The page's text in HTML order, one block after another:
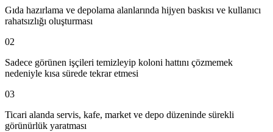
Gıda hazırlama ve depolama alanlarında hijyen baskısı ve kullanıcı
rahatsızlığı oluşturması
02
Sadece görünen işçileri temizleyip koloni hattını çözmemek
nedeniyle kısa sürede tekrar etmesi
03
Ticari alanda servis, kafe, market ve depo düzeninde sürekli
görünürlük yaratması